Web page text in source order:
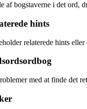
af bogstaverne i det ord,
hints
relaterede hints
med at finde det